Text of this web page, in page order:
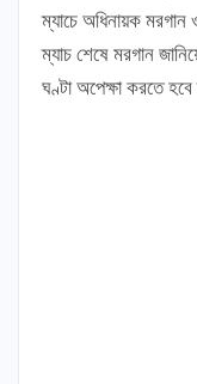
ম্যাচে অধিনায়ক মরগান
ম্যাচ শেষে মরগান
ঘণ্টা অপেক্ষা করতে